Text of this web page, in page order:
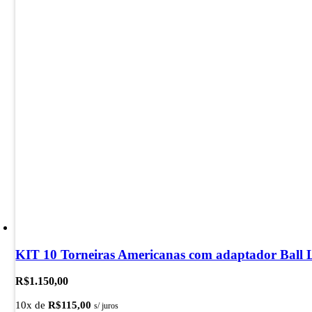
KIT 10 Torneiras Americanas com adaptador Ball
R$1.150,00
10x deR$115,00 s/ juros